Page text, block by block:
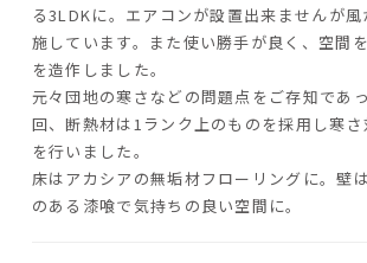
る3LDKに。エアコンが設置出来ませんが
施しています。また使い勝手が良く、空間
を造作しました。
元々団地の寒さなどの問題点をご存知であ
回、断熱材は1ランク上のものを採用し寒
を行いました。
床はアカシアの無垢材フローリングに。壁
のある漆喰で気持ちの良い空間に。